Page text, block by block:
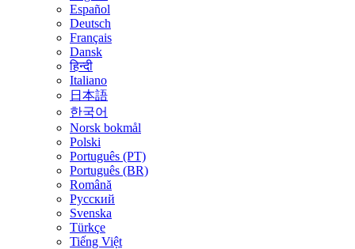
Español
Deutsch
Français
Dansk
हिन्दी
Italiano
日本語
한국어
Norsk bokmål
Polski
Português (PT)
Português (BR)
Română
Русский
Svenska
Türkçe
Tiếng Việt